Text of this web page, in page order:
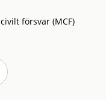
försvar (MCF)